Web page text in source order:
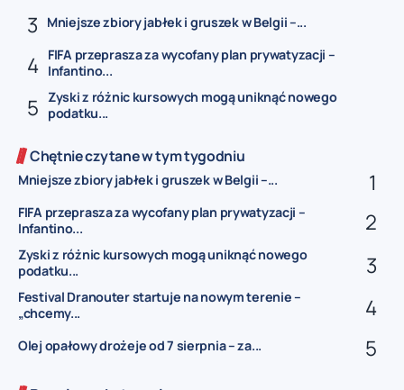
Mniejsze zbiory jabłek i gruszek w Belgii –...
FIFA przeprasza za wycofany plan prywatyzacji –
Infantino...
Zyski z różnic kursowych mogą uniknąć nowego
podatku...
Chętnie czytane w tym tygodniu
Mniejsze zbiory jabłek i gruszek w Belgii –...
FIFA przeprasza za wycofany plan prywatyzacji –
Infantino...
Zyski z różnic kursowych mogą uniknąć nowego
podatku...
Festival Dranouter startuje na nowym terenie –
„chcemy...
Olej opałowy drożeje od 7 sierpnia – za...